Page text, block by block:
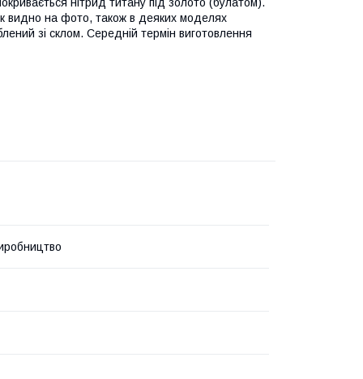
видно на фото, також в деяких моделях
зі склом. Середній термін виготовлення